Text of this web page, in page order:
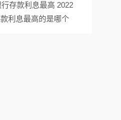
存款利息最高 2022
利息最高的是哪个